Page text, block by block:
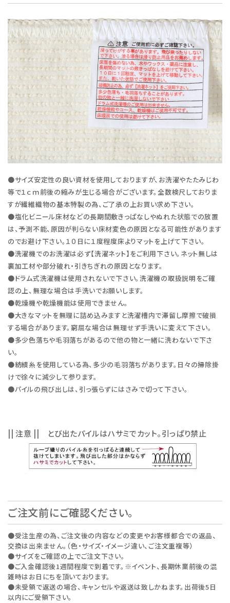
●サイズ安定性の良い資材を使用しておりますが、お洗濯やたたみじわ
等で１ｃｍ前後の縮みが生じる場合がございます。全数検尺しておりま
すが繊維織物の基本特製の為、ご了承の上お買い求め下さい。
●塩化ビニール床材などの長期間敷きっぱなしやぬれた状態での放置
は、予測不能、原因が判らない床材変色の原因となる可能性があります
のでお避け下さい。１０日に１度程度床よりマットを上げて下さい。
●洗濯機でのお洗濯は必ず【洗濯ネット】をご利用下さい。ネット無しは
裏加工材や部分破れ・引きちぎれの原因となります。
●ドラム式洗濯機は使用されないで下さい。洗濯機の取扱説明をご確
認の上、無理な場合は手洗いでお願いします。
●乾燥機や乾燥機能は使用できません。
●大きなマットを無理に詰め込みますと洗濯槽内で滞留し摩擦で破損
する場合があります。窮屈な場合は無理せず手洗いに変えて下さい。
●多少色落ちや毛羽落ちがあるので他の物と一緒に洗わないで下さ
い。
●紡績糸を使用している為、多少の毛羽落ちがあります。日々の掃除掛
けで徐々に減少して参ります。
●パイルの飛び出しは、引っ張らずにはさみで切って下さい。
|| 注意 || とび出たパイルはハサミでカット。引っぱり禁止
ご注文前にご確認ください。
●受注生産の為、ご注文後の内容などの変更やお客様都合での返品、
交換は出来ません。（色・サイズ・イメージ違い、ご注文重複等）
●サイズをご確認の上でご注文下さい。
●ご入金確認後1週間程度で到着です。※イベント、長期休業前後の混
雑時はお日にちを頂いております。
●未受領で返送の場合、キャンセルや返送は致しかねます。出荷後5日
以内にご受領下さい。